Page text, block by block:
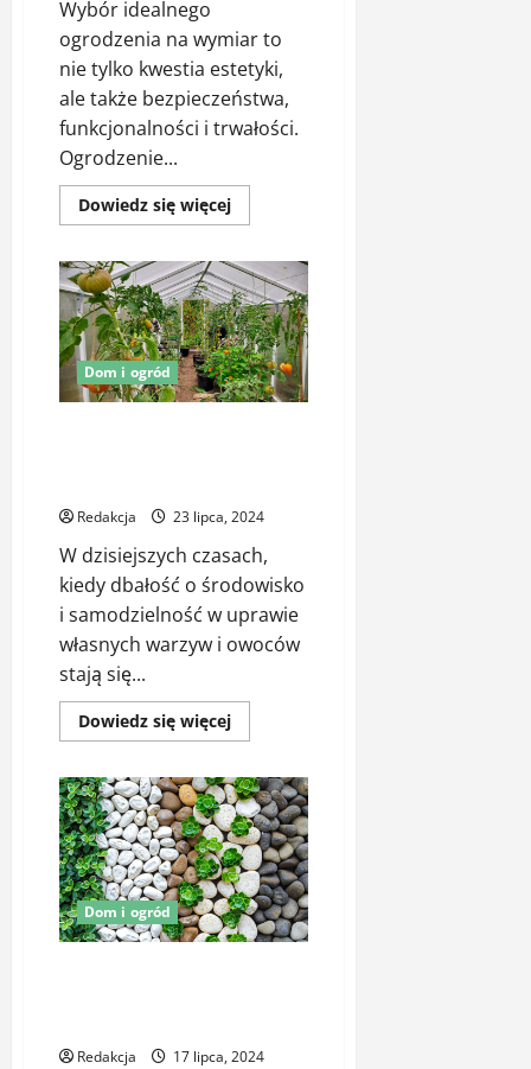
Wybór idealnego
ogrodzenia na wymiar to
nie tylko kwestia estetyki,
ale także bezpieczeństwa,
funkcjonalności i trwałości.
Ogrodzenie...
Dowiedz się więcejDowiedz
się
Jak
wybrać
idealne
ogrodzenie
na
wymiar
do
swojego
domu?
Dom i ogród
Redakcja 23 lipca, 2024
W dzisiejszych czasach,
kiedy dbałość o środowisko
i samodzielność w uprawie
własnych warzyw i owoców
stają się...
Dowiedz się więcejDowiedz
się
Tunele
Foliowe
i
Szklarnie
Ogrodowe
w
Twoim
Ogrodzie
–
Jak
Dom i ogród
Redakcja 17 lipca, 2024